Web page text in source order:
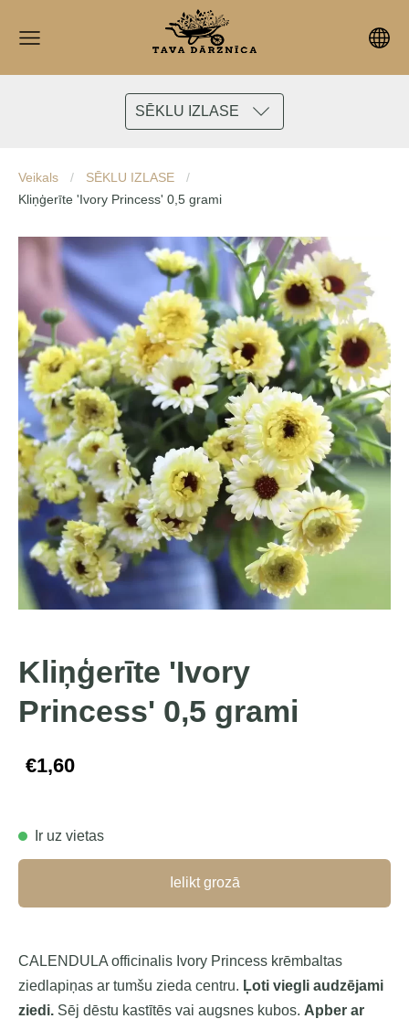
SĒKLU IZLASE
Veikals
SĒKLU IZLASE
Kliņģerīte 'Ivory Princess' 0,5 grami
Kliņģerīte 'Ivory
Princess' 0,5 grami
€1,60
Ir uz vietas
Ielikt grozā
CALENDULA officinalis Ivory Princess krēmbaltas
ziedlapiņas ar tumšu zieda centru. Ļoti viegli audzējami
ziedi. Sēj dēstu kastītēs vai augsnes kubos. Apber ar